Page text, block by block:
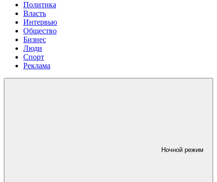
Политика
Власть
Интервью
Общество
Бизнес
Люди
Спорт
Реклама
Ночной режим